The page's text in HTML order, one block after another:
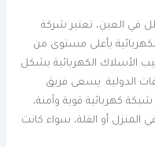
في العين، تعتبر شركة
بأعلى مستوى من
الأسلاك الكهربائية بشكل
الدولية. يسعى فريق
كهربائية قوية وآمنة،
المنزل أو الفلة، سواء كانت